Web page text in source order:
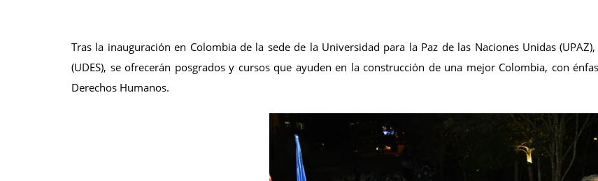
Tras la inauguración en Colombia de la sede de la Universidad para la Paz de las Naciones Unidas
(UDES), se ofrecerán posgrados y cursos que ayuden en la construcción de una mejor Colombia, con
Derechos Humanos.